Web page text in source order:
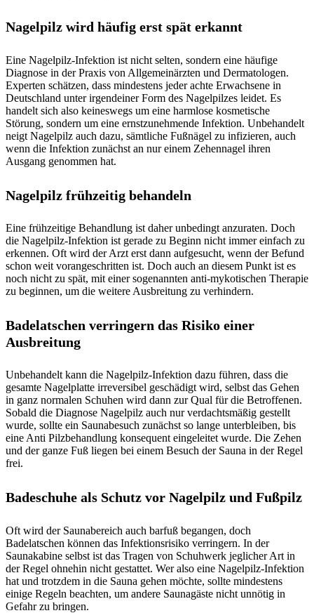
Nagelpilz wird häufig erst spät erkannt
Eine Nagelpilz-Infektion ist nicht selten, sondern eine häufige
Diagnose in der Praxis von Allgemeinärzten und Dermatologen.
Experten schätzen, dass mindestens jeder achte Erwachsene in
Deutschland unter irgendeiner Form des Nagelpilzes leidet. Es
handelt sich also keineswegs um eine harmlose kosmetische
Störung, sondern um eine ernstzunehmende Infektion. Unbehandelt
neigt Nagelpilz auch dazu, sämtliche Fußnägel zu infizieren, auch
wenn die Infektion zunächst an nur einem Zehennagel ihren
Ausgang genommen hat.
Nagelpilz frühzeitig behandeln
Eine frühzeitige Behandlung ist daher unbedingt anzuraten. Doch
die Nagelpilz-Infektion ist gerade zu Beginn nicht immer einfach zu
erkennen. Oft wird der Arzt erst dann aufgesucht, wenn der Befund
schon weit vorangeschritten ist. Doch auch an diesem Punkt ist es
noch nicht zu spät, mit einer sogenannten anti-mykotischen Therapie
zu beginnen, um die weitere Ausbreitung zu verhindern.
Badelatschen verringern das Risiko einer
Ausbreitung
Unbehandelt kann die Nagelpilz-Infektion dazu führen, dass die
gesamte Nagelplatte irreversibel geschädigt wird, selbst das Gehen
in ganz normalen Schuhen wird dann zur Qual für die Betroffenen.
Sobald die Diagnose Nagelpilz auch nur verdachtsmäßig gestellt
wurde, sollte ein Saunabesuch zunächst so lange unterbleiben, bis
eine Anti Pilzbehandlung konsequent eingeleitet wurde. Die Zehen
und der ganze Fuß liegen bei einem Besuch der Sauna in der Regel
frei.
Badeschuhe als Schutz vor Nagelpilz und Fußpilz
Oft wird der Saunabereich auch barfuß begangen, doch
Badelatschen können das Infektionsrisiko verringern. In der
Saunakabine selbst ist das Tragen von Schuhwerk jeglicher Art in
der Regel ohnehin nicht gestattet. Wer also eine Nagelpilz-Infektion
hat und trotzdem in die Sauna gehen möchte, sollte mindestens
einige Regeln beachten, um andere Saunagäste nicht unnötig in
Gefahr zu bringen.